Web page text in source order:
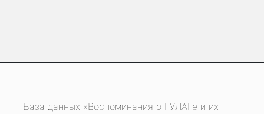
База данных «Воспоминания о ГУЛАГе и их